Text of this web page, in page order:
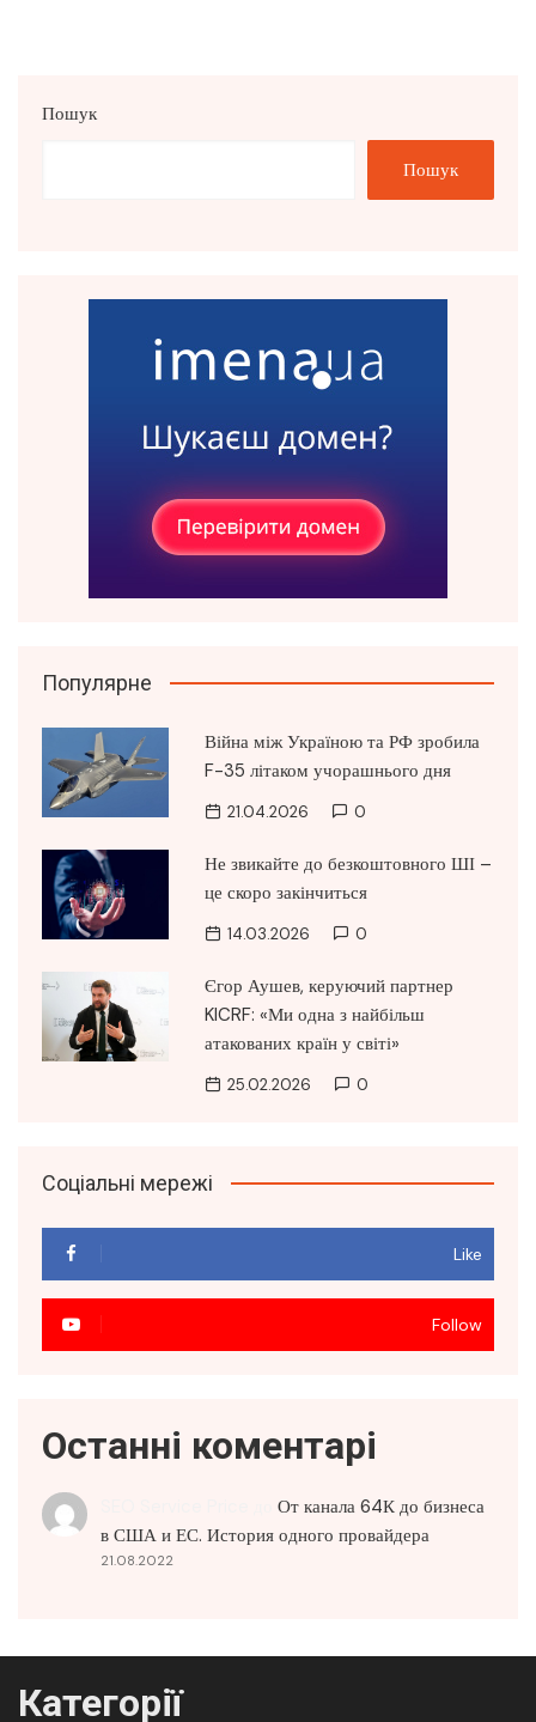
Пошук
Пошук
Популярне
Війна між Україною та РФ зробила
F-35 літаком учорашнього дня
21.04.2026 0
Не звикайте до безкоштовного ШІ –
це скоро закінчиться
14.03.2026 0
Єгор Аушев, керуючий партнер
KICRF: «Ми одна з найбільш
атакованих країн у світі»
25.02.2026 0
Соціальні мережі
Like
Follow
Останні коментарі
От канала 64К до бизнеса
в США и ЕС. История одного провайдера
21.08.2022
Категорії